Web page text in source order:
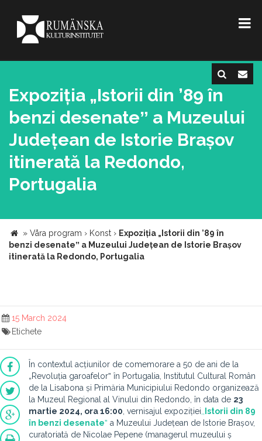
Expoziția „Istorii din ’89 în
benzi desenateˮ a Muzeului
Județean de Istorie Brașov
itinerată la Redondo,
Portugalia
» Våra program › Konst › Expoziția „Istorii din ’89 în
benzi desenateˮ a Muzeului Județean de Istorie Brașov
itinerată la Redondo, Portugalia
15 March 2024
Etichete
În contextul acțiunilor de comemorare a 50 de ani de la
„Revoluția garoafelorˮ în Portugalia, Institutul Cultural Român
de la Lisabona și Primăria Municipiului Redondo organizează
la Muzeul Regional al Vinului din Redondo, în data de 23
martie 2024, ora 16:00 , vernisajul expoziției
Istorii din 89
în benzi desenateˮ a Muzeului Județean de Istorie Brașov,
curatoriată de Nicolae Pepene (managerul muzeului ș